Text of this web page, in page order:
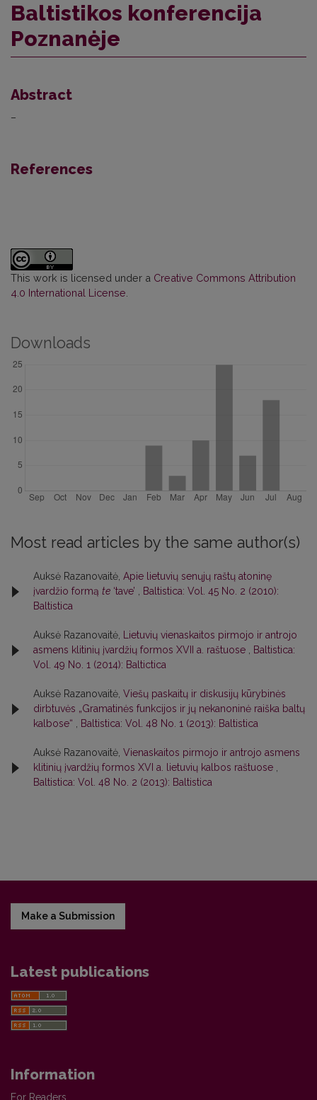
Baltistikos konferencija
Poznanėje
Abstract
–
References
This work is licensed under a Creative Commons Attribution
4.0 International License
Downloads
Most read articles by the same author(s)
Auksė Razanovaitė, Apie lietuvių senųjų raštų atoninę
įvardžio formą te ‘tave’
Baltistica: Vol. 45 No. 2 (2010):
Baltistica
Auksė Razanovaitė,
Lietuvių vienaskaitos pirmojo ir antrojo
asmens klitinių įvardžių formos XVII a. raštuose
Baltistica:
Vol. 49 No. 1 (2014): Baltictica
Auksė Razanovaitė, Viešų paskaitų ir diskusijų kūrybinės
dirbtuvės „Gramatinės funkcijos ir jų nekanoninė raiška baltų
kalbose“
Baltistica: Vol. 48 No. 1 (2013): Baltistica
Auksė Razanovaitė, Vienaskaitos pirmojo ir antrojo asmens
klitinių įvardžių formos XVI a. lietuvių kalbos raštuose
Baltistica: Vol. 48 No. 2 (2013): Baltistica
Make a Submission
Latest publications
Information
For Readers